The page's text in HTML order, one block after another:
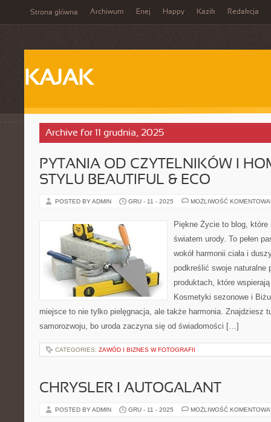
Strona główna Archiwum Enej Happy Kazik Redakcja
KAJAK
Archive for 11 grudnia, 2025
PYTANIA OD CZYTELNIKÓW I
STYLU BEAUTIFUL & ECO
POSTED BY ADMIN GRU - 11 - 2025 MOŻLIWOŚĆ
Piękne Życie to blog, które
światem urody. To pełen
wokół harmonii ciała i
podkreślić swoje naturalne
produktach, które
Kosmetyki sezonowe i
miejsce to nie tylko pielęgnacja, ale także harmonia. Znajdziesz
samorozwoju, bo uroda zaczyna się od świadomości […]
CATEGORIES: ZAWÓD I BIZNES W FOTOGRAFII
CHRYSLER I AUTOGALANT
POSTED BY ADMIN GRU - 11 - 2025 MOŻLIWOŚĆ